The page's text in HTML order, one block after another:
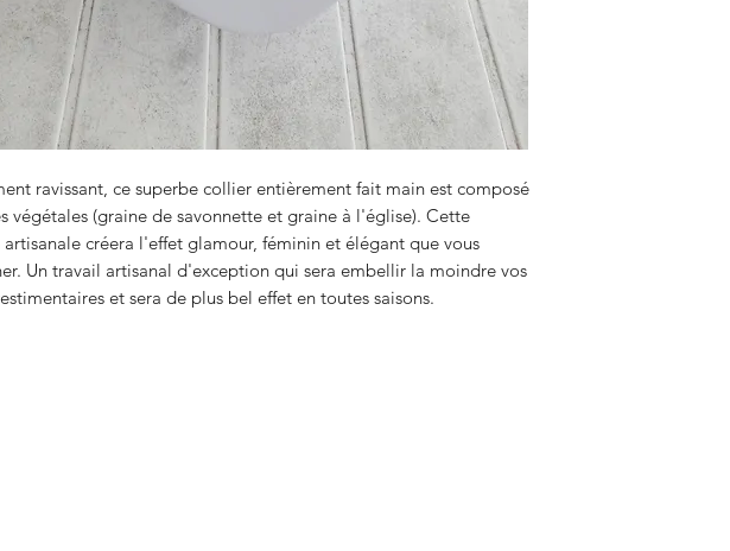
ravissant, ce superbe collier entièrement fait main est composé
végétales (graine de savonnette et graine à l'église). Cette
créera l'effet glamour, féminin et élégant que vous
Un travail artisanal d'exception qui sera embellir la moindre vos
et sera de plus bel effet en toutes saisons.